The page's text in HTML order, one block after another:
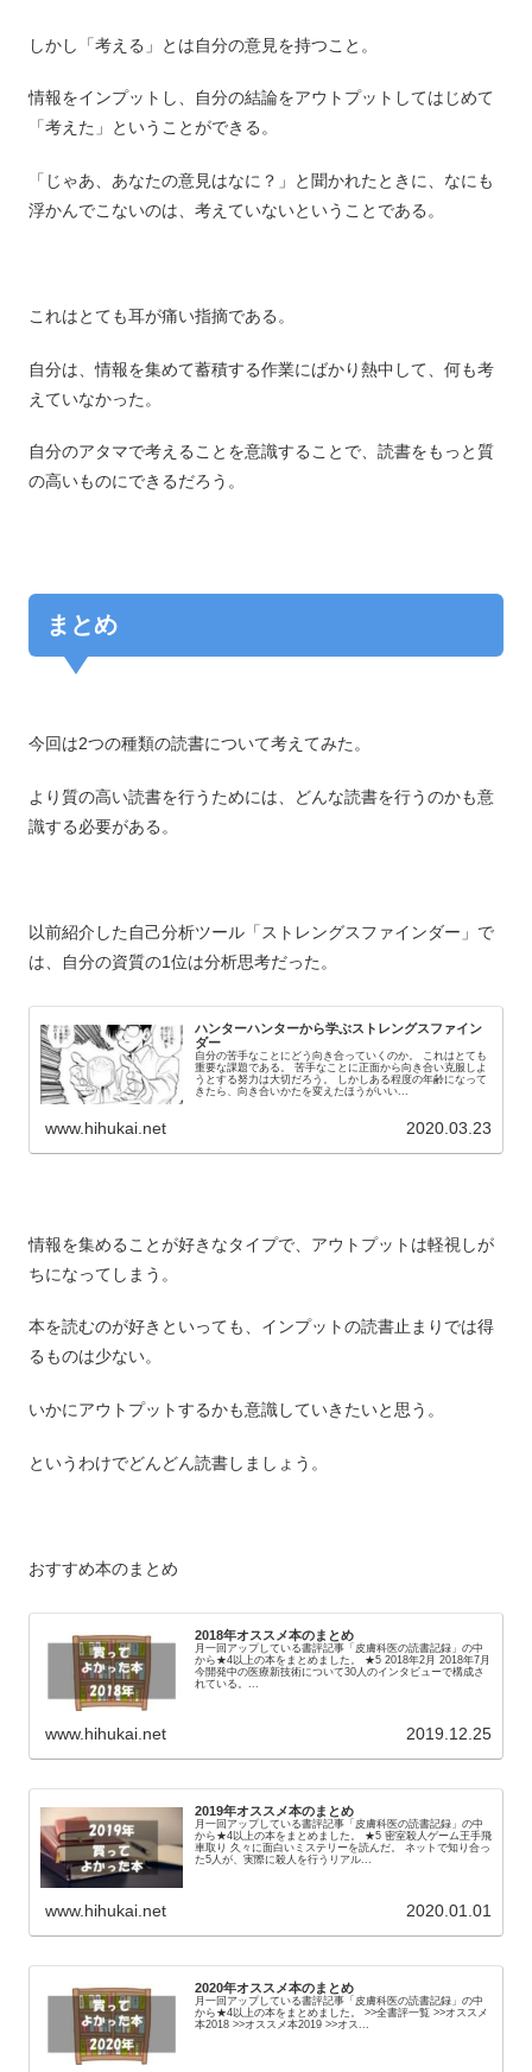
しかし「考える」とは自分の意見を持つこと。
情報をインプットし、自分の結論をアウトプットしてはじめて
「考えた」ということができる。
「じゃあ、あなたの意見はなに？」と聞かれたときに、なにも
浮かんでこないのは、考えていないということである。
これはとても耳が痛い指摘である。
自分は、情報を集めて蓄積する作業にばかり熱中して、何も考
えていなかった。
自分のアタマで考えることを意識することで、読書をもっと質
の高いものにできるだろう。
まとめ
今回は2つの種類の読書について考えてみた。
より質の高い読書を行うためには、どんな読書を行うのかも意
識する必要がある。
以前紹介した自己分析ツール「ストレングスファインダー」で
は、自分の資質の1位は分析思考だった。
ハンターハンターから学ぶストレングスファイン
ダー
自分の苦手なことにどう向き合っていくのか。 これはとても
重要な課題である。 苦手なことに正面から向き合い克服しよ
うとする努力は大切だろう。 しかしある程度の年齢になって
きたら、向き合いかたを変えたほうがいい...
www.hihukai.net 2020.03.23
情報を集めることが好きなタイプで、アウトプットは軽視しが
ちになってしまう。
本を読むのが好きといっても、インプットの読書止まりでは得
るものは少ない。
いかにアウトプットするかも意識していきたいと思う。
というわけでどんどん読書しましょう。
おすすめ本のまとめ
2018年オススメ本のまとめ
月一回アップしている書評記事「皮膚科医の読書記録」の中
から★4以上の本をまとめました。 ★5 2018年2月 2018年7月
今開発中の医療新技術について30人のインタビューで構成さ
れている。...
www.hihukai.net 2019.12.25
2019年オススメ本のまとめ
月一回アップしている書評記事「皮膚科医の読書記録」の中
から★4以上の本をまとめました。 ★5 密室殺人ゲーム王手飛
車取り 久々に面白いミステリーを読んだ。 ネットで知り合っ
た5人が、実際に殺人を行うリアル...
www.hihukai.net 2020.01.01
2020年オススメ本のまとめ
月一回アップしている書評記事「皮膚科医の読書記録」の中
から★4以上の本をまとめました。 >>全書評一覧 >>オススメ
本2018 >>オススメ本2019 >>オス...